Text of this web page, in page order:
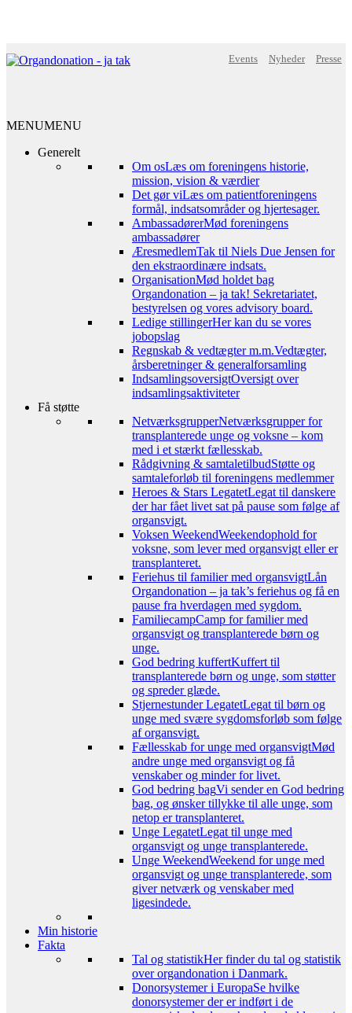
Events Nyheder Presse
MENUMENU
Generelt
Om osLæs om foreningens historie,
mission, vision & værdier
Det gør viLæs om patientforeningens
formål, indsatsområder og hjertesager.
AmbassadørerMød foreningens
ambassadører
ÆresmedlemTak til Niels Due Jensen for
den ekstraordinære indsats.
OrganisationMød holdet bag
Organdonation – ja tak! Sekretariatet,
bestyrelsen og vores advisory board.
Ledige stillingerHer kan du se vores
jobopslag
Regnskab & vedtægter m.m.Vedtægter,
årsberetninger & generalforsamling
IndsamlingsoversigtOversigt over
indsamlingsaktiviteter
Få støtte
NetværksgrupperNetværksgrupper for
transplanterede unge og voksne – kom
med i et stærkt fællesskab.
Rådgivning & samtaletilbudStøtte og
samtaleforløb til foreningens medlemmer
Heroes & Stars LegatetLegat til danskere
der har fået livet sat på pause som følge af
organsvigt.
Voksen WeekendWeekendophold for
voksne, som lever med organsvigt eller er
transplanteret.
Feriehus til familier med organsvigtLån
Organdonation – ja tak’s feriehus og få en
pause fra hverdagen med sygdom.
FamiliecampCamp for familier med
organsvigt og transplanterede børn og
unge.
God bedring kuffertKuffert til
transplanterede børn og unge, som støtter
og spreder glæde.
Stjernestunder LegatetLegat til børn og
unge med svære sygdomsforløb som følge
af organsvigt.
Fællesskab for unge med organsvigtMød
andre unge med organsvigt og få
venskaber og minder for livet.
God bedring bagVi sender en God bedring
bag, og ønsker tillykke til alle unge, som
netop er transplanteret.
Unge LegatetLegat til unge med
organsvigt og unge transplanterede.
Unge WeekendWeekend for unge med
organsvigt og unge transplanterede, som
giver netværk og venskaber med
ligesindede.
Min historie
Fakta
Tal og statistikHer finder du tal og statistik
over organdonation i Danmark.
Donorsystemer i EuropaSe hvilke
donorsystemer der er indført i de